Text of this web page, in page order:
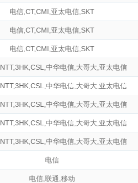
电信 CT,CMI 亚太电信 SKT
电信 CT,CMI 亚太电信 SKT
电信 CT,CMI 亚太电信 SKT
NTT,3HK, CSL 中华电信, 大哥大 亚太电信
NTT,3HK, CSL 中华电信, 大哥大 亚太电信
NTT,3HK, CSL 中华电信, 大哥大 亚太电信
NTT,3HK, CSL 中华电信, 大哥大 亚太电信
NTT,3HK, CSL 中华电信, 大哥大 亚太电信
电信
电信 联通 移动